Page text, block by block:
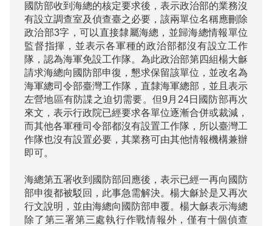
國防部收到海總的核定要求後，表示政治部的業務沒
有設立調查室及偵查臺之必要，該兩單位名稱應刪除
政治部3字，可以直接隸屬海總，並歸海總情報單位
監督指揮，並表示各軍種的政治部都沒有設立工作
隊，認為海軍免設工作隊。為此政治部第四組楊大龢
請求海總向國防部申復，懇求保留該單位，並改名為
海軍總司令部臺灣工作隊，直隸海軍總部，並且表示
左營地區有防諜之迫切需要。但9月24日國防部再次
來文，表示行政院已經要求各單位逐漸合併或裁減，
而其他各軍種司令部都沒有設置工作隊，所以臺灣工
作隊也沒有設置必要，其業務可由其他情報機構兼辦
即可。
海總第五署收到國防部回應後，表示已經一再向國防
部申復都被駁回，此事急需解決。楊大龢於是又再次
行文說明，並由海總向國防部申覆。楊大龢表示海總
除了第三署第三處執行作戰情報外，僅有十個偵查